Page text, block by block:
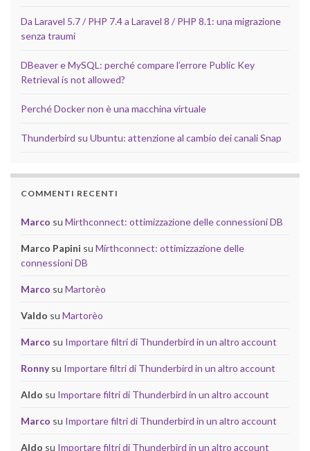
Da Laravel 5.7 / PHP 7.4 a Laravel 8 / PHP 8.1: una migrazione
senza traumi
DBeaver e MySQL: perché compare l’errore Public Key
Retrieval is not allowed?
Perché Docker non è una macchina virtuale
Thunderbird su Ubuntu: attenzione al cambio dei canali Snap
COMMENTI RECENTI
Marco su Mirthconnect: ottimizzazione delle connessioni DB
Marco Papini su Mirthconnect: ottimizzazione delle
connessioni DB
Marco su Martorèo
Valdo su Martorèo
Marco su Importare filtri di Thunderbird in un altro account
Ronnysu Importare filtri di Thunderbird in un altro account
Aldo su Importare filtri di Thunderbird in un altro account
Marco su Importare filtri di Thunderbird in un altro account
Aldo su Importare filtri di Thunderbird in un altro account